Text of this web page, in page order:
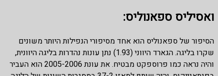
ואסיליס ספאנוליס:
הסיפור של ספאנוליס הוא אחד מסיפורי הנפילות היותר משונים
שקרו בליגה. הגארד היווני (1.93) נתן עונות נהדרות בליגה היוונית,
והיה נראה כמו פרוספקט מבטיח. את עונת 2005-2006 הוא העביר